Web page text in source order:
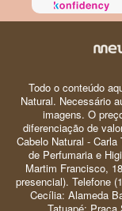
Todo o conteúdo
Natural. Necessário
imagens. O
diferenciação de
Cabelo Natural -
de Perfumaria e
Martim Francisco,
presencial). Telefone
Cecília: Alameda